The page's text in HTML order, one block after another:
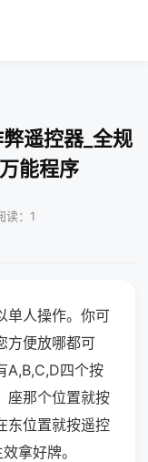
遥控器_全规
能程序
读：1
单人操作。你可
方便放哪都可
A,B,C,D四个按
座那个位置就按
东位置就按遥控
拿好牌。